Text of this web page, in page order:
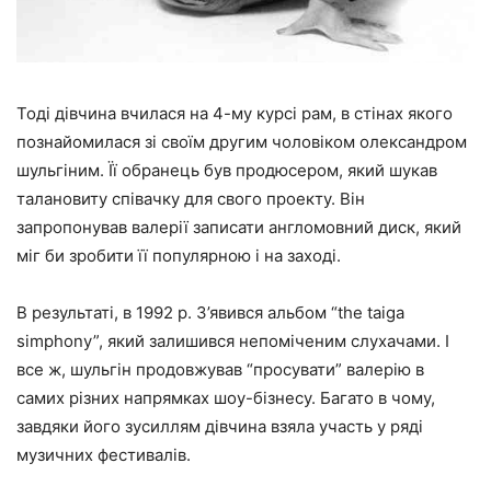
Тоді дівчина вчилася на 4-му курсі рам, в стінах якого
познайомилася зі своїм другим чоловіком олександром
шульгіним. Її обранець був продюсером, який шукав
талановиту співачку для свого проекту. Він
запропонував валерії записати англомовний диск, який
міг би зробити її популярною і на заході.
В результаті, в 1992 р. З’явився альбом “the taiga
simphony”, який залишився непоміченим слухачами. І
все ж, шульгін продовжував “просувати” валерію в
самих різних напрямках шоу-бізнесу. Багато в чому,
завдяки його зусиллям дівчина взяла участь у ряді
музичних фестивалів.